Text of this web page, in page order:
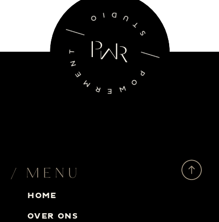
OVER ONS
HOME
/ MENU